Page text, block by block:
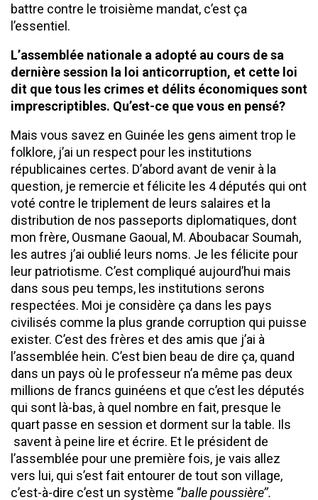
battre contre le troisième mandat, c’est ça
l’essentiel.
L’assemblée nationale a adopté au cours de sa
dernière session la loi anticorruption, et cette loi
dit que tous les crimes et délits économiques sont
imprescriptibles. Qu’est-ce que vous en pensé?
Mais vous savez en Guinée les gens aiment trop le
folklore, j’ai un respect pour les institutions
républicaines certes. D’abord avant de venir à la
question, je remercie et félicite les 4 députés qui ont
voté contre le triplement de leurs salaires et la
distribution de nos passeports diplomatiques, dont
mon frère, Ousmane Gaoual, M. Aboubacar Soumah,
les autres j’ai oublié leurs noms. Je les félicite pour
leur patriotisme. C’est compliqué aujourd’hui mais
dans sous peu temps, les institutions serons
respectées. Moi je considère ça dans les pays
civilisés comme la plus grande corruption qui puisse
exister. C’est des frères et des amis que j’ai à
l’assemblée hein. C’est bien beau de dire ça, quand
dans un pays où le professeur n’a même pas deux
millions de francs guinéens et que c’est les députés
qui sont là-bas, à quel nombre en fait, presque le
quart passe en session et dorment sur la table. Ils
savent à peine lire et écrire. Et le président de
l’assemblée pour une première fois, je vais allez
vers lui, qui s’est fait entourer de tout son village,
c’est-à-dire c’est un système ‘’balle poussière’’.